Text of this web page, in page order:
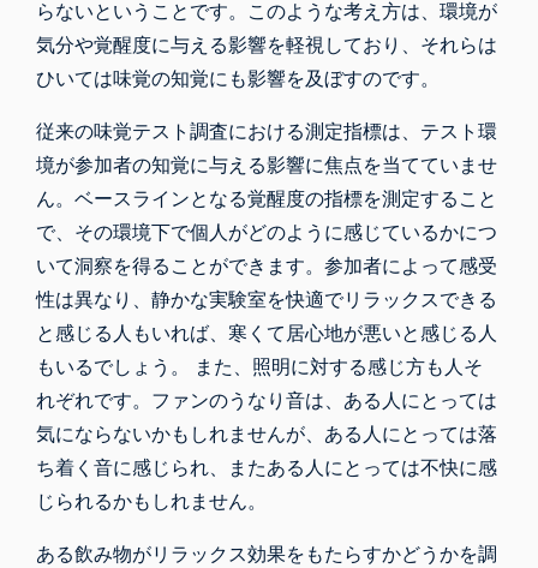
らないということです。このような考え方は、環境が
気分や覚醒度に与える影響を軽視しており、 それらは
ひいては味覚の知覚にも影響を及ぼすのです。
従来の味覚テスト調査における測定指標は、テスト環
境が参加者の知覚に与える影響に焦点を当てていませ
ん。ベースラインとなる覚醒度の指標を測定すること
で、その環境下で個人がどのように感じているかにつ
いて洞察を得ることができます。参加者によって感受
性は異なり、静かな実験室を快適でリラックスできる
と感じる人もいれば、寒くて居心地が悪いと感じる人
もいるでしょう。 また、照明に対する感じ方も人そ
れぞれです。ファンのうなり音は、ある人にとっては
気にならないかもしれませんが、ある人にとっては落
ち着く音に感じられ、またある人にとっては不快に感
じられるかもしれません。
ある飲み物がリラックス効果をもたらすかどうかを調